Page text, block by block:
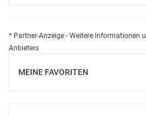
* Partner-Anzeige - Weitere Informationen
Anbieters
MEINE FAVORITEN
EINBLENDEN